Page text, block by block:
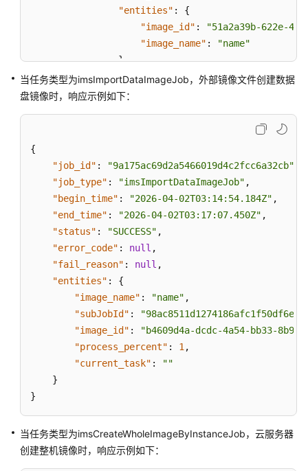
"entities" :
{
"image_id" :
"51a2a39b-622e-
"image_name" :
"name"
}
}
]
当任务类型为imsImportDataImageJob，外部镜像文件创建数据
盘镜像时，响应示例如下：
{
"job_id" : "9a175ac69d2a5466019d4c2fcc6a32cb"
"job_type" : "imsImportDataImageJob" ,
"begin_time" : "2026-04-02T03:14:54.184Z" ,
"end_time" : "2026-04-02T03:17:07.450Z" ,
"status" : "SUCCESS" ,
"error_code" : null ,
"fail_reason" : null ,
"entities" :
{
"image_name" : "name" ,
"subJobId" :
"image_id" :
"b4609d4a-dcdc-4a54-bb33-
"process_percent" : 1 ,
"current_task" :
""
}
}
当任务类型为imsCreateWholeImageByInstanceJob， 云服务器
创建整机镜像时，响应示例如下：